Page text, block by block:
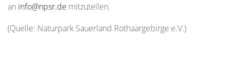
an info@npsr.de mitzuteilen.
(Quelle: Naturpark Sauerland Rothaargebirge e.V.)